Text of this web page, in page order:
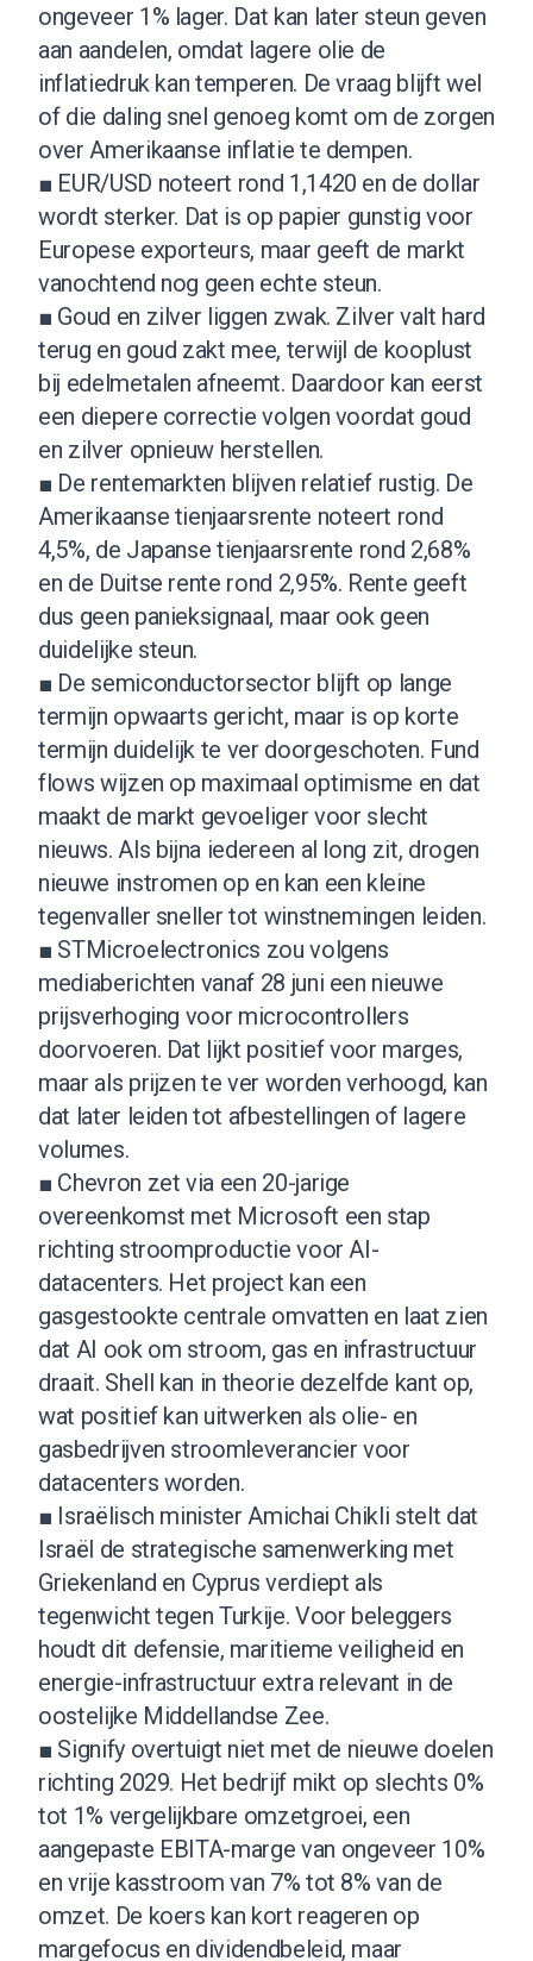
ongeveer 1% lager. Dat kan later steun geven
aan aandelen, omdat lagere olie de
inflatiedruk kan temperen. De vraag blijft wel
of die daling snel genoeg komt om de zorgen
over Amerikaanse inflatie te dempen.
■ EUR/USD noteert rond 1,1420 en de dollar
wordt sterker. Dat is op papier gunstig voor
Europese exporteurs, maar geeft de markt
vanochtend nog geen echte steun.
■ Goud en zilver liggen zwak. Zilver valt hard
terug en goud zakt mee, terwijl de kooplust
bij edelmetalen afneemt. Daardoor kan eerst
een diepere correctie volgen voordat goud
en zilver opnieuw herstellen.
■ De rentemarkten blijven relatief rustig. De
Amerikaanse tienjaarsrente noteert rond
4,5%, de Japanse tienjaarsrente rond 2,68%
en de Duitse rente rond 2,95%. Rente geeft
dus geen panieksignaal, maar ook geen
duidelijke steun.
■ De semiconductorsector blijft op lange
termijn opwaarts gericht, maar is op korte
termijn duidelijk te ver doorgeschoten. Fund
flows wijzen op maximaal optimisme en dat
maakt de markt gevoeliger voor slecht
nieuws. Als bijna iedereen al long zit, drogen
nieuwe instromen op en kan een kleine
tegenvaller sneller tot winstnemingen leiden.
■ STMicroelectronics zou volgens
mediaberichten vanaf 28 juni een nieuwe
prijsverhoging voor microcontrollers
doorvoeren. Dat lijkt positief voor marges,
maar als prijzen te ver worden verhoogd, kan
dat later leiden tot afbestellingen of lagere
volumes.
■ Chevron zet via een 20-jarige
overeenkomst met Microsoft een stap
richting stroomproductie voor AI-
datacenters. Het project kan een
gasgestookte centrale omvatten en laat zien
dat AI ook om stroom, gas en infrastructuur
draait. Shell kan in theorie dezelfde kant op,
wat positief kan uitwerken als olie- en
gasbedrijven stroomleverancier voor
datacenters worden.
■ Israëlisch minister Amichai Chikli stelt dat
Israël de strategische samenwerking met
Griekenland en Cyprus verdiept als
tegenwicht tegen Turkije. Voor beleggers
houdt dit defensie, maritieme veiligheid en
energie-infrastructuur extra relevant in de
oostelijke Middellandse Zee.
■ Signify overtuigt niet met de nieuwe doelen
richting 2029. Het bedrijf mikt op slechts 0%
tot 1% vergelijkbare omzetgroei, een
aangepaste EBITA-marge van ongeveer 10%
en vrije kasstroom van 7% tot 8% van de
omzet. De koers kan kort reageren op
margefocus en dividendbeleid, maar